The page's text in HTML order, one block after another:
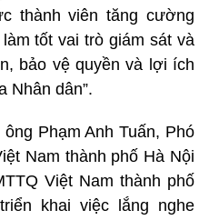
thành viên tăng cường
tốt vai trò giám sát và
bảo vệ quyền và lợi ích
Nhân dân”.
Phạm Anh Tuấn, Phó
Nam thành phố Hà Nội
Việt Nam thành phố
khai việc lắng nghe